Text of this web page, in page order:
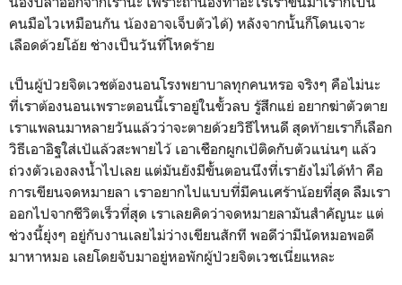
คนมือไวเหมือนกัน น้องอาจเจ็บตัวได้) หลังจากนั้นก็โดนเจาะ
เลือดด้วยโอ้ย ช่างเป็นวันที่โหดร้าย
เป็นผู้ป่วยจิตเวชต้องนอนโรงพยาบาลทุกคนหรอ จริงๆ คือไม่นะ
ที่เราต้องนอนเพราะตอนนี้เราอยู่ในขั้วลบ รู้สึกแย่ อยากฆ่าตัวตาย
เราแพลนมาหลายวันแล้วว่าจะตายด้วยวิธีไหนดี สุดท้ายเราก็เลือก
วิธีเอาอิฐใส่เป้แล้วสะพายไว้ เอาเชือกผูกเป้ติดกับตัวแน่นๆ แล้ว
ถ่วงตัวเองลงน้ำไปเลย แต่มันยังมีขั้นตอนนึงที่เรายังไม่ได้ทำ คือ
การเขียนจดหมายลา เราอยากไปแบบที่มีคนเศร้าน้อยที่สุด ลืมเรา
ออกไปจากชีวิตเร็วที่สุด เราเลยคิดว่าจดหมายลามันสำคัญนะ แต่
ช่วงนี้ยุ่งๆ อยู่กับงานเลยไม่ว่างเขียนสักที พอดีว่ามีนัดหมอพอดี
มาหาหมอ เลยโดยจับมาอยู่หอพักผู้ป่วยจิตเวชเนี่ยแหละ